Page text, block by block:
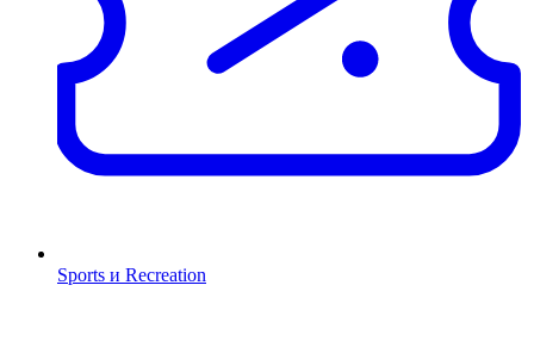
Sports и Recreation